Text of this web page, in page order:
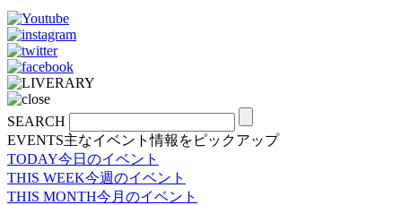
SEARCH
EVENTS主なイベント情報をピックアップ
TODAY今日のイベント
THIS WEEK今週のイベント
THIS MONTH今月のイベント